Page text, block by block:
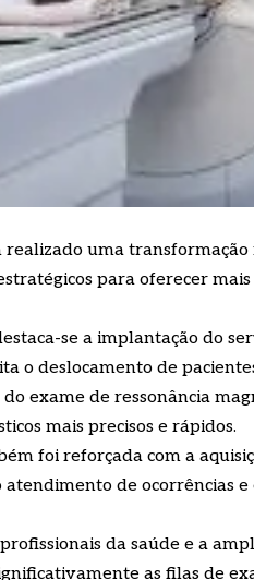
uma transformação
para oferecer
se a implantação do
o deslocamento de
exame de ressonância
mais precisos e rápidos.
foi reforçada com a
de ocorrências e
da saúde e a
as filas de